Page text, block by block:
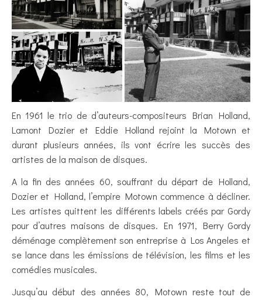
En 1961 le trio de d’auteurs-compositeurs Brian Holland,
Lamont Dozier et Eddie Holland rejoint la Motown et
durant plusieurs années, ils vont écrire les succès des
artistes de la maison de disques.
A la fin des années 60, souffrant du départ de Holland,
Dozier et Holland, l’empire Motown commence à décliner.
Les artistes quittent les différents labels créés par Gordy
pour d’autres maisons de disques. En 1971, Berry Gordy
déménage complètement son entreprise à Los Angeles et
se lance dans les émissions de télévision, les films et les
comédies musicales.
Jusqu’au début des années 80, Motown reste tout de